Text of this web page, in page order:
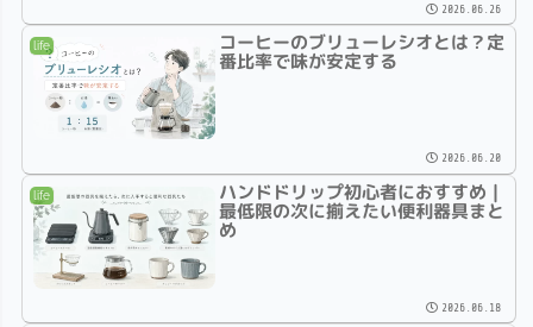
2026.06.26
life コーヒーのブリューレシオとは？定
番比率で味が安定する
2026.06.20
life ハンドドリップ初心者におすすめ｜
最低限の次に揃えたい便利器具まと
め
2026.06.18